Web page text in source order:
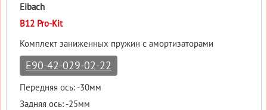
Eibach
B12 Pro-Kit
Комплект заниженных пружин с амортизаторами
E90-42-029-02-22
Передняя ось: -30мм
Задняя ось: -25мм